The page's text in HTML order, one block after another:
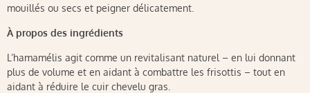
mouillés ou secs et peigner délicatement.
À propos des ingrédients
L’hamamélis agit comme un revitalisant naturel – en lui donnant
plus de volume et en aidant à combattre les frisottis – tout en
aidant à réduire le cuir chevelu gras.